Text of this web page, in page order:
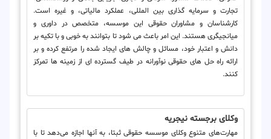
تجارت و سرمایه گذاری بین المللی، عملکرد مالیاتی، و غیره است.
کارشناسان و مشاوران حقوقی این موسسه، متخصص در داوری و
میانجیگری هستند. این امر باعث می شود تا بتوانند به خوبی و با تکیه بر
دانش و اعتبار خود، مسائل و چالش های ایجاد شده را مرتفع کرده و بر
ارائه راه حل های حقوقی نوآورانه در طیف گسترده ای از زمینه ها تمرکز
کنند.
وکلای برجسته نیجریه
مهارت‌های متنوع وکلای موسسه حقوقی ثبتا، به آنها اجازه می‌دهد تا با